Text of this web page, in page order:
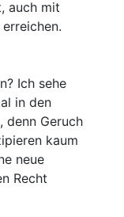
auch mit
Ich sehe
in den
denn Geruch
kaum
neue
Recht